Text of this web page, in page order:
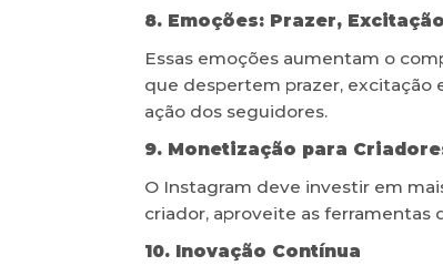
8. Emoções: Prazer,
Essas emoções aumentam o
que despertem prazer,
ação dos seguidores.
9. Monetização para
O Instagram deve investir em
criador, aproveite as ferramentas
10. Inovação Contínua